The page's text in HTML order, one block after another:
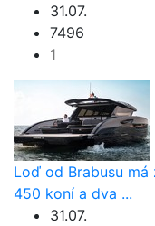
31.07.
7496
1
Loď od Brabusu
450 koní a dva ...
31.07.